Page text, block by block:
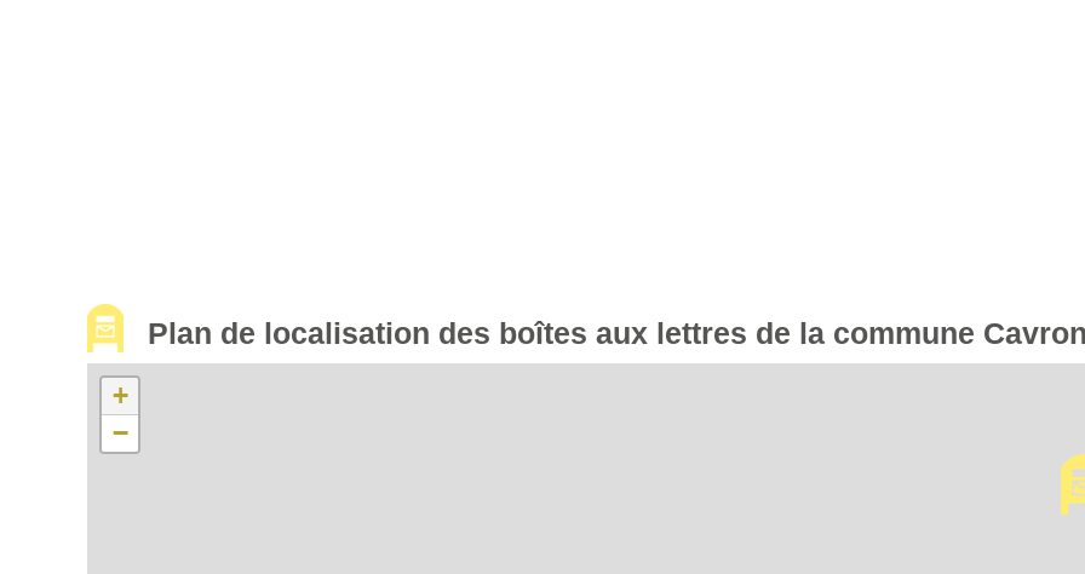
Plan de localisation des boîtes aux lettres de la commune
+
−